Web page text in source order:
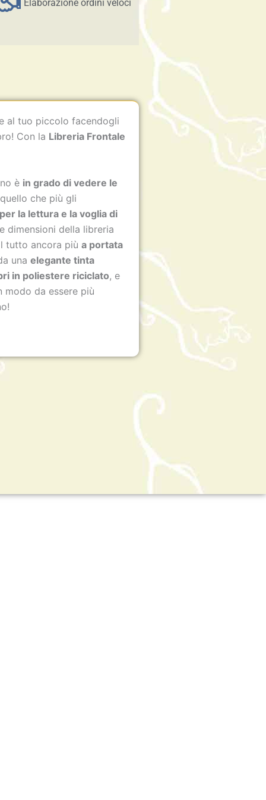
Elaborazione ordini veloci
al tuo piccolo facendogli
Con la Libreria Frontale
è in grado di vedere le
che più gli
la lettura e la voglia di
dimensioni della libreria
tutto ancora piùa portata
unaelegante tinta
in poliestere riciclato, e
da essere più